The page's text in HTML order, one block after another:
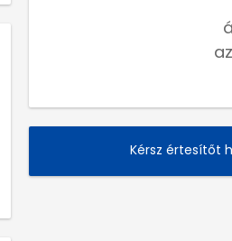
Kérsz értesítőt